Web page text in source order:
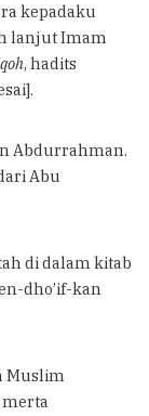
kepadaku
lanjut Imam
, hadits
Abdurrahman.
Abu
di dalam kitab
dho’if-kan
Muslim
merta